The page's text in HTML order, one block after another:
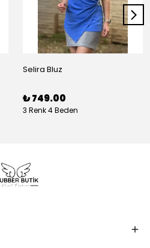
Selira Bluz
₺ 749.00
3 Renk 4 Beden